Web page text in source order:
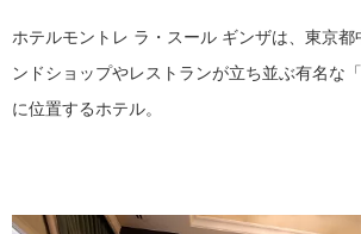
ホテルモントレ ラ・スール ギンザは、東京都
ンドショップやレストランが立ち並ぶ有名な
に位置するホテル。